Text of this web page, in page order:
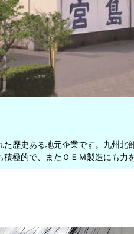
歴史ある地元企業です。九州北
極的で、またＯＥＭ製造にも力